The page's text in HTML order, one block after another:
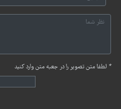
* لطفا متن تصویر را در جعبه متن وارد کنید